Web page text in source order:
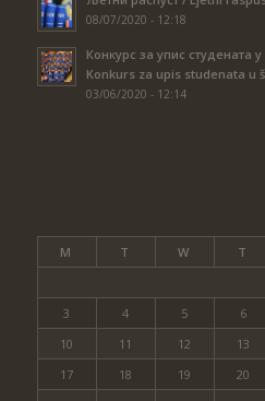
08/07/2020 - 12:18
Конкурс за упис студената
Konkurs za upis studenata u
03/06/2020 - 12:14
M T W T
3
4 5 6
10
11 12 13
17
18 19 20